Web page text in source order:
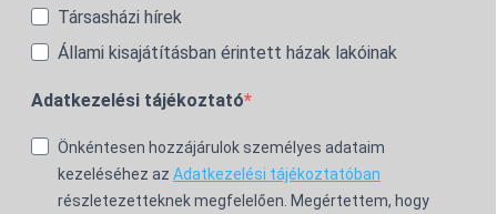
Társasházi hírek
Állami kisajátításban érintett házak lakóinak
Adatkezelési tájékoztató
Önkéntesen hozzájárulok személyes adataim
kezeléséhez az Adatkezelési tájékoztatóban
részletezetteknek megfelelően. Megértettem, hogy